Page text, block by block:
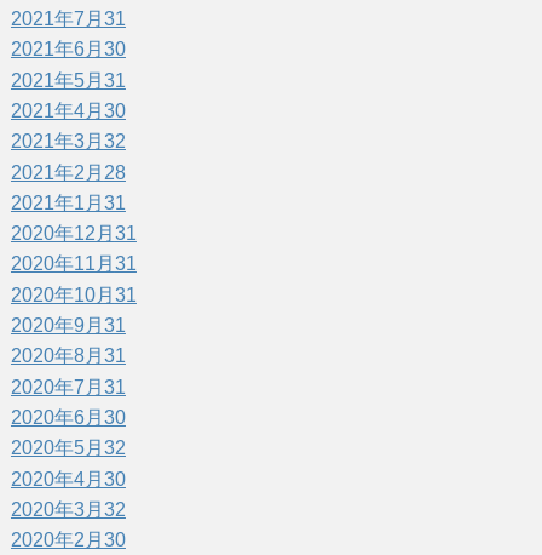
2021年7月 31
2021年6月 30
2021年5月 31
2021年4月 30
2021年3月 32
2021年2月 28
2021年1月 31
2020年12月 31
2020年11月 31
2020年10月 31
2020年9月 31
2020年8月 31
2020年7月 31
2020年6月 30
2020年5月 32
2020年4月 30
2020年3月 32
2020年2月 30